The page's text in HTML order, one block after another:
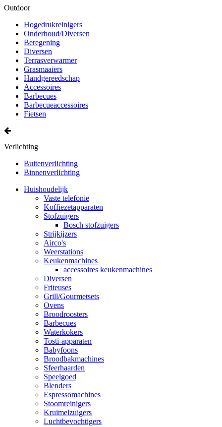
Outdoor
Hogedrukreinigers
Onderhoud/Diversen
Beregening
Diversen
Terrasverwarmer
Grasmaaiers
Handgereedschap
Accessoires
Barbecues
Barbecueaccessoires
Fietsen
Verlichting
Buitenverlichting
Binnenverlichting
Huishoudelijk
Vaste telefonie
Koffiezetapparaten
Stofzuigers
Bosch stofzuigers
Strijkijzers
Airco's
Weerstations
Keukenmachines
accessoires keukenmachines
Diversen
Friteuses
Grill/Gourmetsets
Ovens
Broodroosters
Barbecues
Waterkokers
Tosti-apparaten
Babyfoons
Broodbakmachines
Sfeerhaarden
Speelgoed
Blenders
Espressomachines
Stoomreinigers
Kruimelzuigers
Luchtbevochtigers